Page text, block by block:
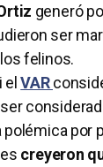
generó
ser
felinos.
elVAR
polémica por
creyeron